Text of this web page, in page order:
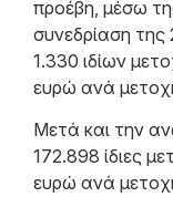
προέβη, μέσω
συνεδρίαση της
1.330 ιδίων
ευρώ ανά
Μετά και την
172.898 ίδιες
ευρώ ανά